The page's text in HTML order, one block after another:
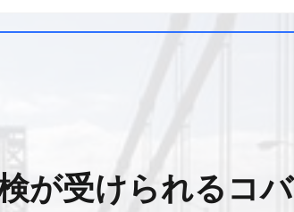
が受けられるコバ